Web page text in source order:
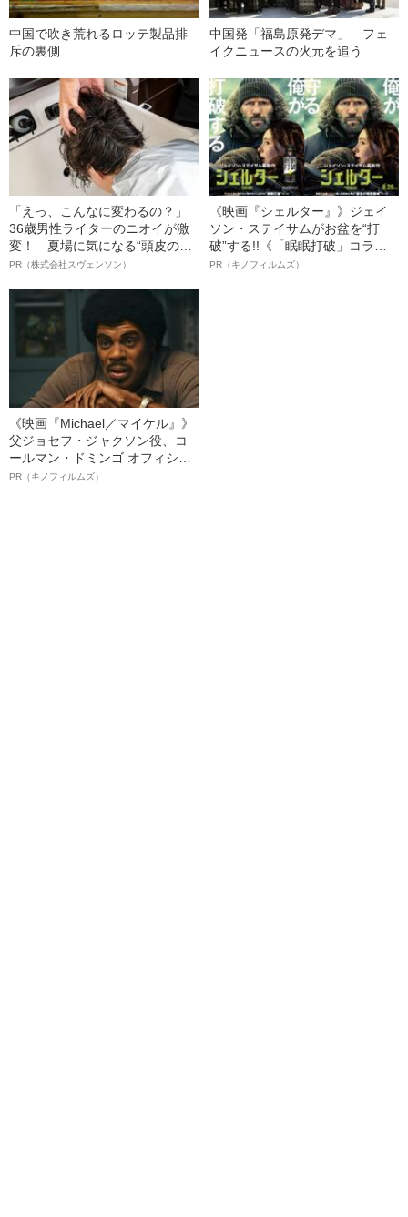
中国で吹き荒れるロッテ製品排
斥の裏側
中国発「福島原発デマ」 フェ
イクニュースの火元を追う
「えっ、こんなに変わるの？」
36歳男性ライターのニオイが激
変！ 夏場に気になる“頭皮のニ
オイ”や“ベタつき”を解消す
ト”が生み出した徹底ケアとは
PR（株式会社スヴェンソン）
《映画『シェルター』》ジェイ
ソン・ステイサムがお盆を“打
破”する!!《「眠眠打破」コラ
ボ》
PR（キノフィルムズ）
《映画『Michael／マイケル』》
父ジョセフ・ジャクソン役、コ
ールマン・ドミンゴ オフィシャ
ルインタビュー“観客を魅了した
PR（キノフィルムズ）